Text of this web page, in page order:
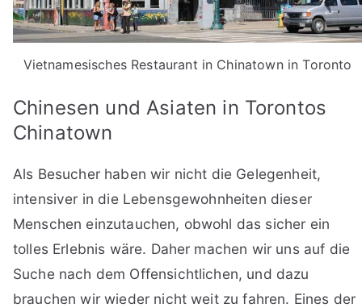
Vietnamesisches Restaurant in Chinatown in Toronto
Chinesen und Asiaten in Torontos
Chinatown
Als Besucher haben wir nicht die Gelegenheit,
intensiver in die Lebensgewohnheiten dieser
Menschen einzutauchen, obwohl das sicher ein
tolles Erlebnis wäre. Daher machen wir uns auf die
Suche nach dem Offensichtlichen, und dazu
brauchen wir wieder nicht weit zu fahren. Eines der